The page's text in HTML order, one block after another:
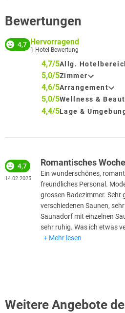
Bewertungen
4,7 Hervorragend
1 Hotel-Bewertung
4,7/5Allg.
5,0/5Zimmer
4,6/5Arrangement
5,0/5Wellness &
4,4/5Lage &
Romantisches
4,7
14.02.2025
Ein wunderschönes,
freundliches Personal.
grossen Badezimmer. Sehr
verschiedenen Saunen,
Saunadorf mit einzelnen
sehr ruhig. Was ich etwas
Mehr lesen
Weitere Angebote